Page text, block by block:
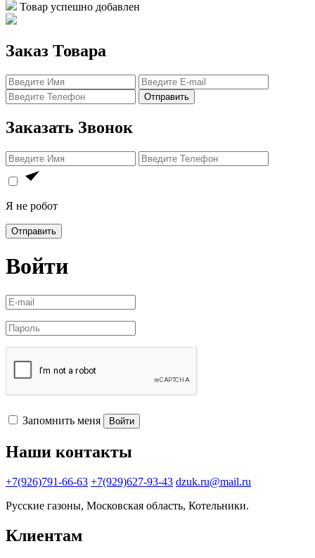
Товар успешно добавлен
Заказ Товара
Отправить
Заказать Звонок
Я не робот
Отправить
Войти
Запомнить меня Войти
Наши контакты
+7(926)791-66-63 +7(929)627-93-43 dzuk.ru@mail.ru
Русские газоны, Московская область, Котельники.
Клиентам